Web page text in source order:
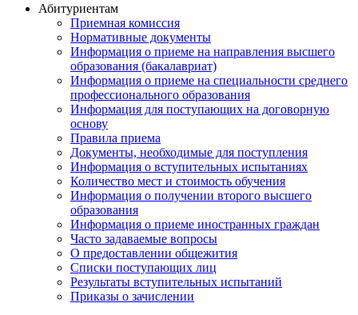
Абитуриентам
Приемная комиссия
Нормативные документы
Информация о приеме на направления высшего
образования (бакалавриат)
Информация о приеме на специальности среднего
профессионального образования
Информация для поступающих на договорную
основу
Правила приема
Документы, необходимые для поступления
Информация о вступительных испытаниях
Количество мест и стоимость обучения
Информация о получении второго высшего
образования
Информация о приеме иностранных граждан
Часто задаваемые вопросы
О предоставлении общежития
Списки поступающих лиц
Результаты вступительных испытаний
Приказы о зачислении